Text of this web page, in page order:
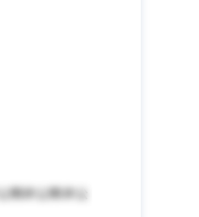
開非公開非公